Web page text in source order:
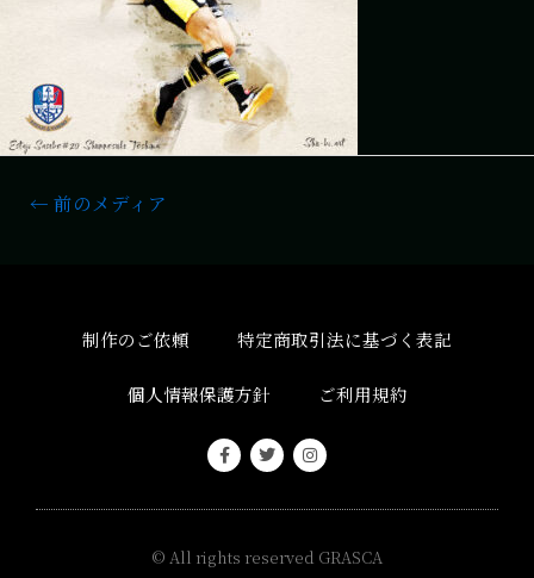
← 前のメディア
制作のご依頼 特定商取引法に基づく表記
個人情報保護方針 ご利用規約
© All rights reserved GRASCA